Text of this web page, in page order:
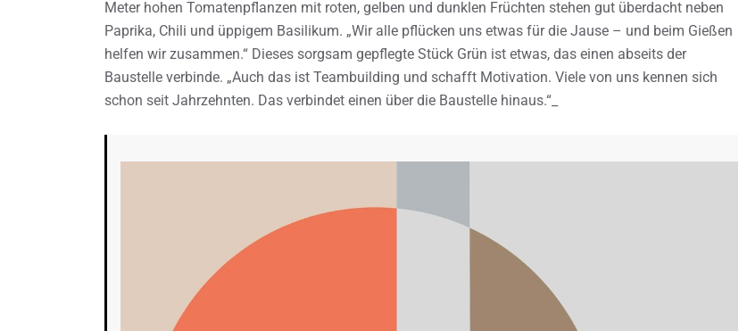
Meter hohen Tomatenpflanzen mit roten, gelben und dunklen Früchten stehen gut überdacht neben
Paprika, Chili und üppigem Basilikum. „Wir alle pflücken uns etwas für die Jause – und beim Gießen
helfen wir zusammen.“ Dieses sorgsam gepflegte Stück Grün ist etwas, das einen abseits der
Baustelle verbinde. „Auch das ist Teambuilding und schafft Motivation. Viele von uns kennen sich
schon seit Jahrzehnten. Das verbindet einen über die Baustelle hinaus.“_